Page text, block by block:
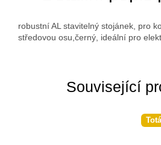
Související
robustní AL stavitelný stojánek, pro
středovou osu,černý, ideální pro